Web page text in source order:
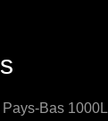
Bas 1000L